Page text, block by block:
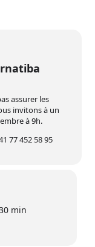
assurer les
invitons à un
à 9h.
77 452 58 95
min